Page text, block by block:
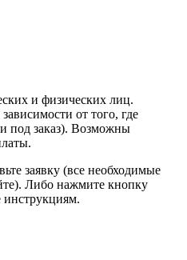
и физических лиц.
от того, где
под заказ). Возможны
заявку (все необходимые
Либо нажмите кнопку